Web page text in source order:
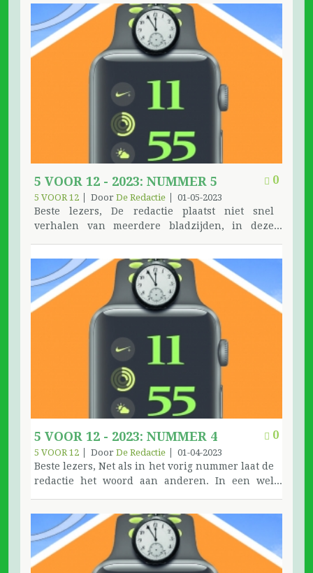
vijftal referaten van AA’ers en het slotwoord van
Lieve Jordens. Indien de redactie later meer
ontvangt lees je het volgend jaar. Dit is de
geschikte gelegenheid om je eraan te
herinneren dat de afgevaardigden van het
Distributie Centrum al een tijdje klaar staan om
de vernieuwing van je abonnement te noteren.
We houden ons aan dezelfde prijs, indien je de
boekjes per post wenst te ontvangen bestel je
best voor nieuwjaar, de tarieven verhogen
jaarlijks en dat hebben we niet in de hand.
Tijdens de Feestdag bracht 5 voor 12, nu
ondertussen naar jaarlijkse gewoonte, een extra
nummer uit. Je leest er over bladzijde 31. DC
meldt ons dat de groepen het met grote
aantallen bestellen. De oplage van de eerste
De provincie Antwerpen werkt ondertussen
volop aan de voorbereiding van hun Feestdag
die opnieuw doorgaat in Malle. Ook daarvoor
werken we aan een extra uitgave, het wordt een
lijvig boek over onze geschiedenis. Veel
leesplezier en afspraak in januari volgend jaar.
Nieuwe lezers die bang zijn voor de feestdagen:
ook een feestdag telt slechts 24 uur. Blijf in
contact met de vrienden van de groep, of schrijf
je verhaal op en stuur het naar
5voor12@aavlaanderen.org De redactie
0
5 VOOR 12 - 2023: NUMMER 5
5 VOOR 12 Door De Redactie 01-05-2023
Beste lezers, De redactie plaatst niet snel
verhalen van meerdere bladzijden, in deze
doen het wellicht rustiger aan en hebben meer
tijd… Daarom een paar uitzonderingen in dit
nummer. Je leest heel wat bijdragen die ooit
verschenen in het contactblad van West-
Vlaanderen, ze stuurden ons een reeks teksten
door. Er werden enkele artikelen van de Loners
opgevist: ‘Uit de oude doos’. De redactie
0
5 VOOR 12 - 2023: NUMMER 4
5 VOOR 12 Door De Redactie 01-04-2023
Beste lezers, Net als in het vorig nummer laat de
redactie het woord aan anderen. In een wel